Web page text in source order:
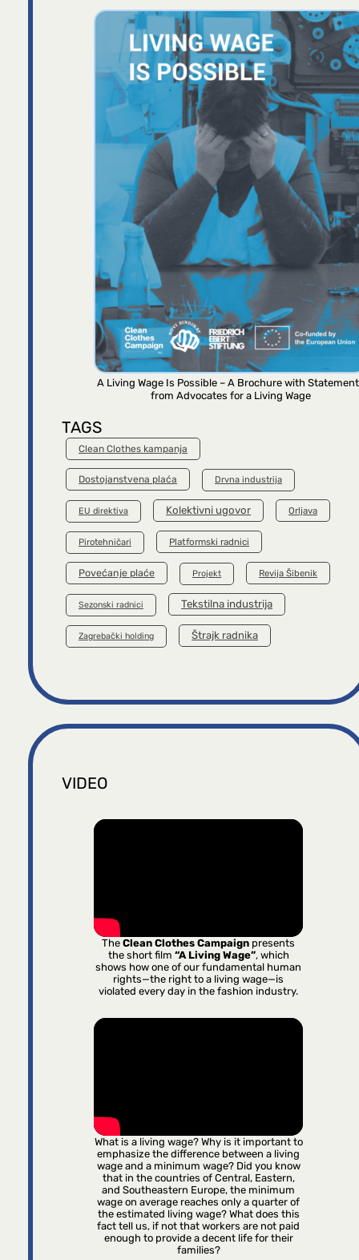
A Living Wage Is Possible – A Brochure with
from Advocates for a Living Wage
TAGS
Clean Clothes kampanja
Dostojanstvena plaća Drvna industrija
EU direktiva Kolektivni ugovor Orljava
Pirotehničari Platformski radnici
Povećanje plaće Projekt Revija Šibenik
Sezonski radnici Tekstilna industrija
Zagrebački holding Štrajk radnika
VIDEO
TheClean Clothes Campaign presents
the short film “A Living Wage”, which
shows how one of our fundamental human
rights—the right to a living wage—is
violated every day in the fashion industry.
What is a living wage? Why is it important to
emphasize the difference between a living
wage and a minimum wage? Did you know
that in the countries of Central, Eastern,
and Southeastern Europe, the minimum
wage on average reaches only a quarter of
the estimated living wage? What does this
fact tell us, if not that workers are not paid
enough to provide a decent life for their
families?